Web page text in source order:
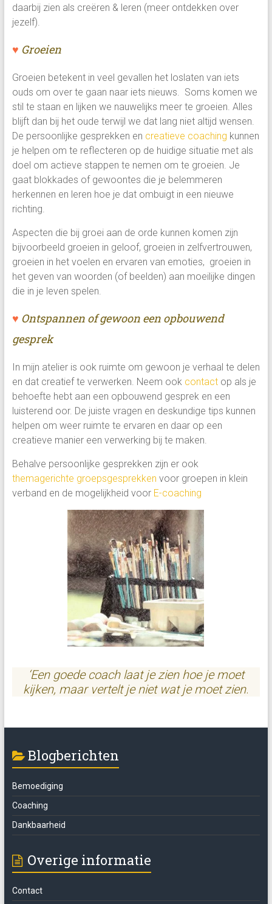
daarbij zien als creëren & leren (meer ontdekken over
jezelf).
♥ Groeien
Groeien betekent in veel gevallen het loslaten van iets
ouds om over te gaan naar iets nieuws. Soms komen we
stil te staan en lijken we nauwelijks meer te groeien. Alles
blijft dan bij het oude terwijl we dat lang niet altijd wensen.
De persoonlijke gesprekken en creatieve coaching kunnen
je helpen om te reflecteren op de huidige situatie met als
doel om actieve stappen te nemen om te groeien. Je
gaat blokkades of gewoontes die je belemmeren
herkennen en leren hoe je dat ombuigt in een nieuwe
richting.
Aspecten die bij groei aan de orde kunnen komen zijn
bijvoorbeeld groeien in geloof, groeien in zelfvertrouwen,
groeien in het voelen en ervaren van emoties, groeien in
het geven van woorden (of beelden) aan moeilijke dingen
die in je leven spelen.
♥ Ontspannen of gewoon een opbouwend
gesprek
In mijn atelier is ook ruimte om gewoon je verhaal te delen
en dat creatief te verwerken. Neem ook contactop als je
behoefte hebt aan een opbouwend gesprek en een
luisterend oor. De juiste vragen en deskundige tips kunnen
helpen om weer ruimte te ervaren en daar op een
creatieve manier een verwerking bij te maken.
Behalve persoonlijke gesprekken zijn er ook
themagerichte groepsgesprekken voor groepen in klein
verband en de mogelijkheid voor E-coaching
‘Een goede coach laat je zien hoe je moet
kijken, maar vertelt je niet wat je moet zien.
Blogberichten
Bemoediging
Coaching
Dankbaarheid
Overige informatie
Contact